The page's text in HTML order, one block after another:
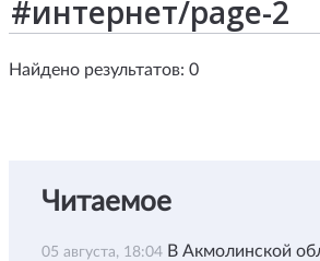
Найдено результатов: 0
Читаемое
05 августа, 18:04 В Акмолинской